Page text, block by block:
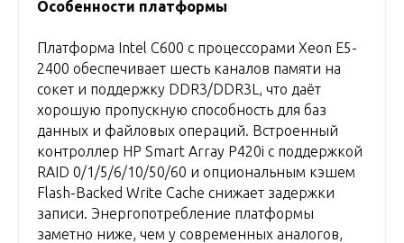
Особенности платформы
Платформа Intel C600 с процессорами Xeon E5-
2400 обеспечивает шесть каналов памяти на
сокет и поддержку DDR3/DDR3L, что даёт
хорошую пропускную способность для баз
данных и файловых операций. Встроенный
контроллер HP Smart Array P420i с поддержкой
RAID 0/1/5/6/10/50/60 и опциональным кэшем
Flash-Backed Write Cache снижает задержки
записи. Энергопотребление платформы
заметно ниже, чем у современных аналогов,